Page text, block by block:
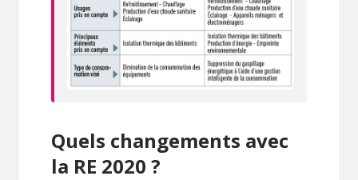
Quels changements avec
la RE 2020 ?